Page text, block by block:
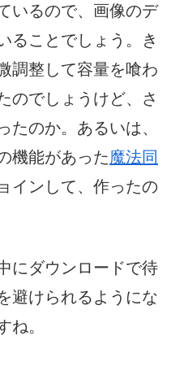
いるので、画像のデ
ることでしょう。き
調整して容量を喰わ
のでしょうけど、さ
たのか。あるいは、
機能があった魔法同
インして、作ったの
にダウンロードで待
避けられるようにな
ね。